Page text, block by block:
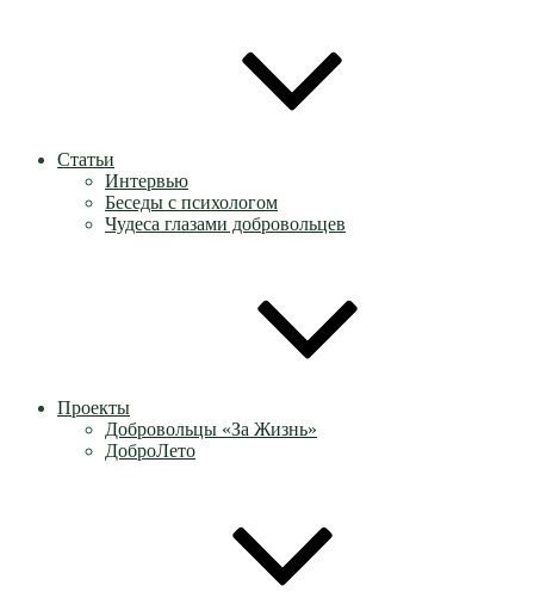
Статьи
Интервью
Беседы с психологом
Чудеса глазами добровольцев
Проекты
Добровольцы «За Жизнь»
ДоброЛето